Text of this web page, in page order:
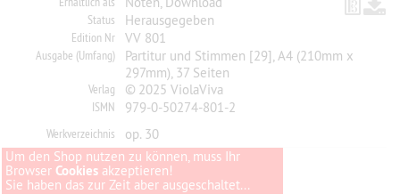
Status Herausgegeben
Edition Nr VV 801
Ausgabe (Umfang)
Partitur und Stimmen [29], A4 (210mm x
297mm), 37 Seiten
Verlag © 2025 ViolaViva
ISMN 979-0-50274-801-2
Werkverzeichnis
op. 30
Um den Shop nutzen zu können, muss Ihr
Browser Cookies akzeptieren!
Sie haben das zur Zeit aber ausgeschaltet...